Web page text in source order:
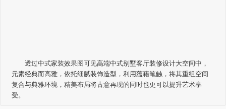
透过中式家装效果图可见高端中式别墅客厅装修设计大空间中，
元素经典而高雅，依托细腻装饰造型，利用蕴藉笔触，将其重组空间
复合与典雅环境，精美布局将古意再现的同时也更可以提升艺术享
受。